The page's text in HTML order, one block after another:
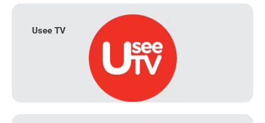
Usee TV